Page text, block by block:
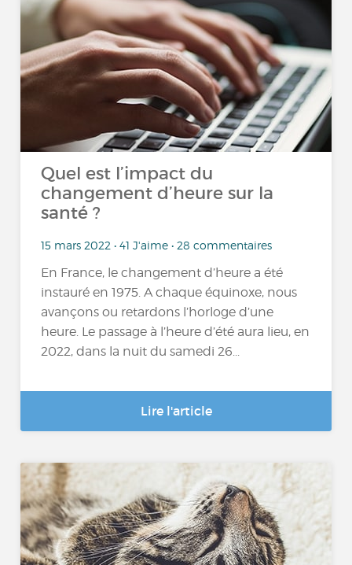
Quel est l’impact du
changement d’heure sur la
santé ?
15 mars 2022 • 41 J'aime • 28 commentaires
En France, le changement d’heure a été
instauré en 1975. A chaque équinoxe, nous
avançons ou retardons l’horloge d’une
heure. Le passage à l’heure d’été aura lieu, en
2022, dans la nuit du samedi 26...
Lire l'article